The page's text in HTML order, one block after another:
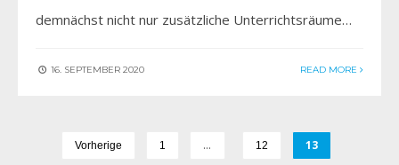
demnächst nicht nur zusätzliche Unterrichtsräume…
16. SEPTEMBER 2020 READ MORE
Vorherige 1 … 12 13